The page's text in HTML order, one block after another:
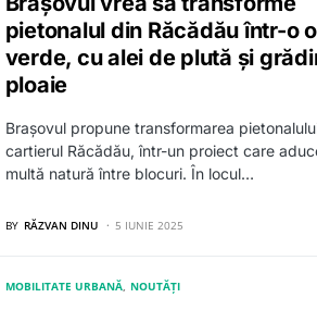
pietonalul din Răcădău într-o
verde, cu alei de plută și
ploaie
Brașovul propune transformarea
cartierul Răcădău, într-un proiect care
multă natură între blocuri. În locul…
BY RĂZVAN DINU 5 IUNIE 2025
MOBILITATE URBANĂ NOUTĂȚI